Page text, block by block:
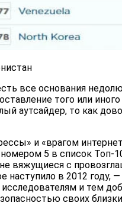
все основания
того или
аутсайдер, то как
и «врагом
5 в список Топ-
вяжущиеся с
наступило в 2012 году,
исследователям и тем
своих